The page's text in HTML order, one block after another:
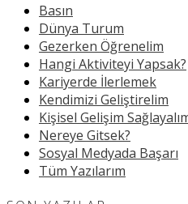
Basın
Dünya Turum
Gezerken Öğrenelim
Hangi Aktiviteyi Yapsak?
Kariyerde İlerlemek
Kendimizi Geliştirelim
Kişisel Gelişim
Nereye Gitsek?
Sosyal Medyada Başarı
Tüm Yazılarım